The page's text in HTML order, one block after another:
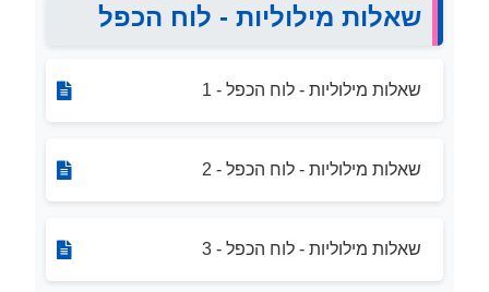
שאלות מילוליות - לוח הכפל
שאלות מילוליות - לוח הכפל - 1
שאלות מילוליות - לוח הכפל - 2
שאלות מילוליות - לוח הכפל - 3